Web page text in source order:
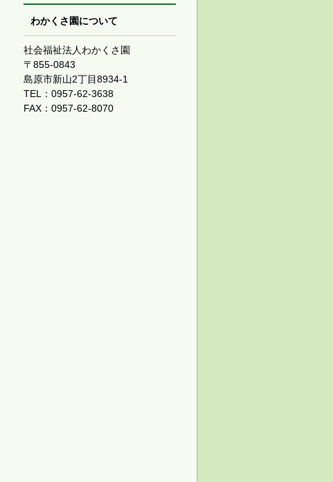
わかくさ園について
社会福祉法人わかくさ園
〒855-0843
島原市新山2丁目8934-1
TEL：0957-62-3638
FAX：0957-62-8070